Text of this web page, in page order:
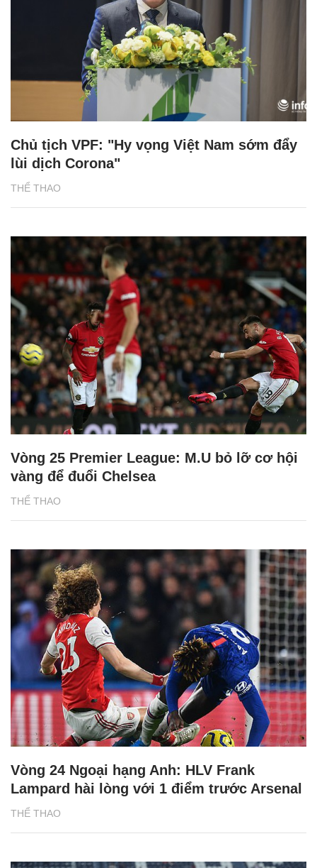
THỂ THAO
Chủ tịch VPF: "Hy vọng Việt Nam sớm đẩy
lùi dịch Corona"
THỂ THAO
Vòng 25 Premier League: M.U bỏ lỡ cơ hội
vàng để đuổi Chelsea
THỂ THAO
Vòng 24 Ngoại hạng Anh: HLV Frank
Lampard hài lòng với 1 điểm trước Arsenal